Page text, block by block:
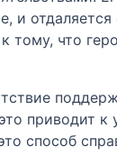
отдаляется
тому, что
приводит к
способ